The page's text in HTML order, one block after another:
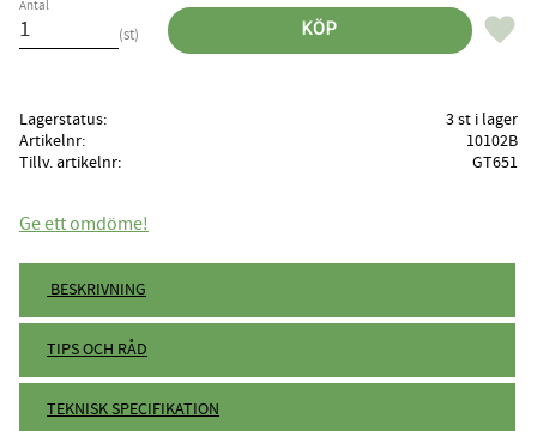
Antal
st KÖP Lägg
Lagerstatus
3 st i lager
Artikelnr
10102B
Tillv. artikelnr
GT651
Ge ett omdöme!
BESKRIVNING
TIPS OCH RÅD
TEKNISK SPECIFIKATION